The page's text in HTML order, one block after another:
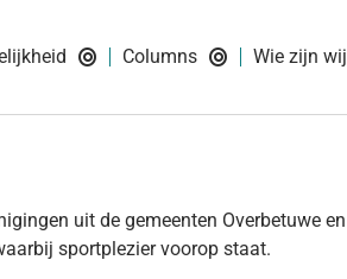
Columns Wie zijn wij
uit de gemeenten Overbetuwe en
sportplezier voorop staat.